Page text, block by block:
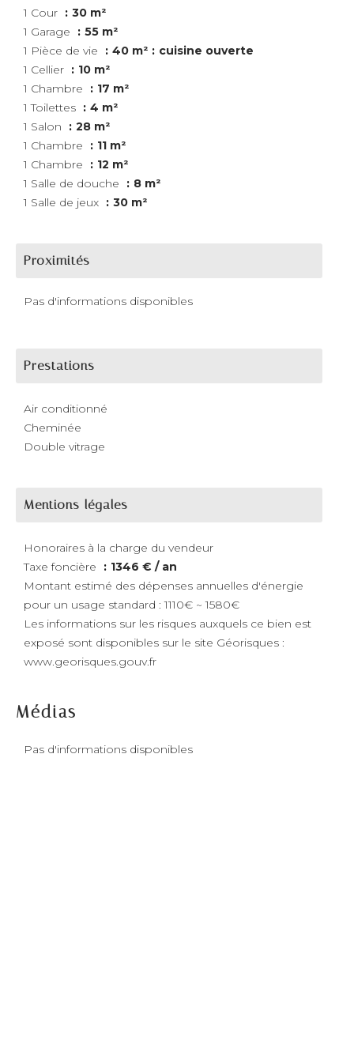
1 Cour
30 m²
1 Garage
55 m²
1 Pièce de vie
40 m²
cuisine ouverte
1 Cellier
10 m²
1 Chambre
17 m²
1 Toilettes
4 m²
1 Salon
28 m²
1 Chambre
11 m²
1 Chambre
12 m²
1 Salle de douche
8 m²
1 Salle de jeux
30 m²
Proximités
Pas d'informations disponibles
Prestations
Air conditionné
Cheminée
Double vitrage
Mentions légales
Honoraires à la charge du vendeur
Taxe foncière
1346 € / an
Montant estimé des dépenses annuelles d'énergie
pour un usage standard : 1110€ ~ 1580€
Les informations sur les risques auxquels ce bien est
exposé sont disponibles sur le site Géorisques :
www.georisques.gouv.fr
Médias
Pas d'informations disponibles